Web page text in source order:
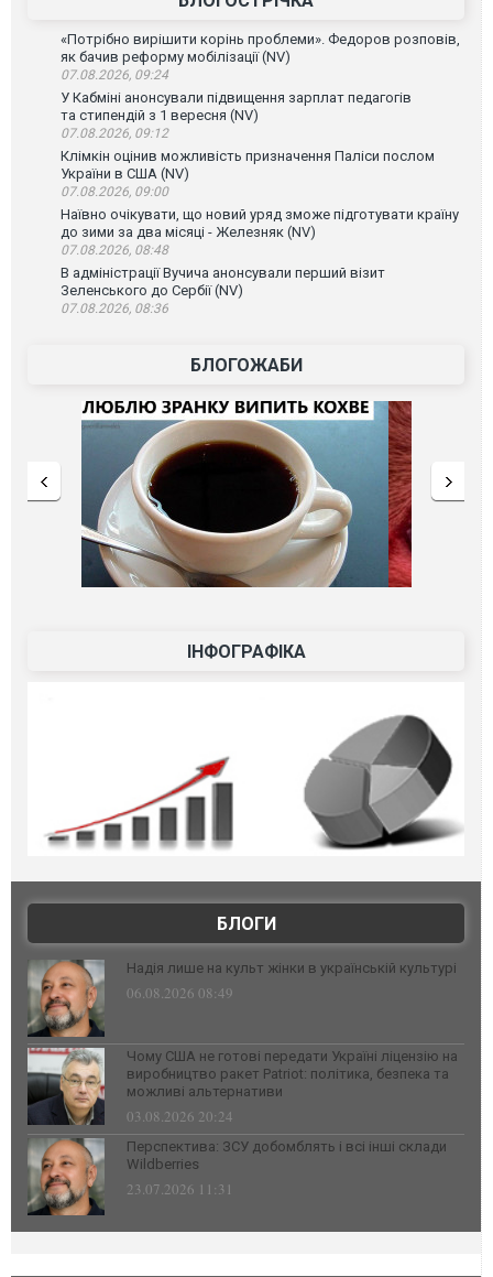
«Потрібно вирішити корінь проблеми». Федоров розповів,
як бачив реформу мобілізації (NV)
07.08.2026, 09:24
У Кабміні анонсували підвищення зарплат педагогів
та стипендій з 1 вересня (NV)
07.08.2026, 09:12
Клімкін оцінив можливість призначення Паліси послом
України в США (NV)
07.08.2026, 09:00
Наївно очікувати, що новий уряд зможе підготувати країну
до зими за два місяці - Железняк (NV)
07.08.2026, 08:48
В адміністрації Вучича анонсували перший візит
Зеленського до Сербії (NV)
07.08.2026, 08:36
БЛОГОЖАБИ
ІНФОГРАФІКА
БЛОГИ
Надія лише на культ жінки в українській культурі
06.08.2026 08:49
Чому США не готові передати Україні ліцензію на
виробництво ракет Patriot: політика, безпека та
можливі альтернативи
03.08.2026 20:24
Перспектива: ЗСУ добомблять і всі інші склади
Wildberries
23.07.2026 11:31